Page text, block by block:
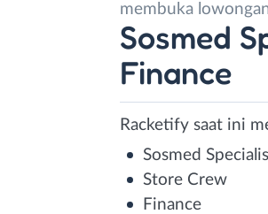
membuka
Sosmed
Finance
Racketify saat ini
Sosmed
Store Crew
Finance